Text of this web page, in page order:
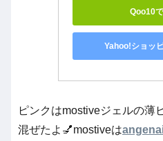
Qoo10
Yahoo!ショッ
ピンクはmostiveジェルの薄
混ぜたよ💅mostiveは